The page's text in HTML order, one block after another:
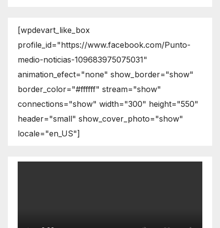
[wpdevart_like_box
profile_id="https://www.facebook.com/Punto-
medio-noticias-109683975075031"
animation_efect="none" show_border="show"
border_color="#ffffff" stream="show"
connections="show" width="300" height="550"
header="small" show_cover_photo="show"
locale="en_US"]